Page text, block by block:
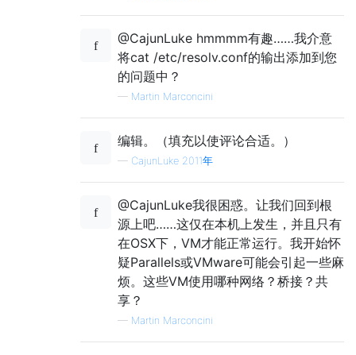
@CajunLuke hmmmm有趣……我介意
将cat /etc/resolv.conf的输出添加到您
的问题中？
— Martin Marconcini
编辑。（填充以使评论合适。）
— CajunLuke 2011年
@CajunLuke我很困惑。让我们回到根
源上吧……这仅在本机上发生，并且只有
在OSX下，VM才能正常运行。我开始怀
疑Parallels或VMware可能会引起一些麻
烦。这些VM使用哪种网络？桥接？共
享？
— Martin Marconcini